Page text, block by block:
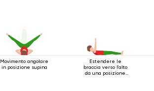
Movimento angolare
in posizione supina
Estendere le
braccia verso l'alto
da una posizione